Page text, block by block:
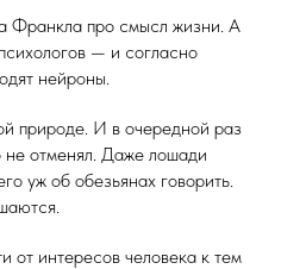
Франкла про смысл жизни. А
— и согласно
нейроны.
природе. И в очередной раз
не отменял. Даже лошади
уж об обезьянах говорить.
от интересов человека к тем